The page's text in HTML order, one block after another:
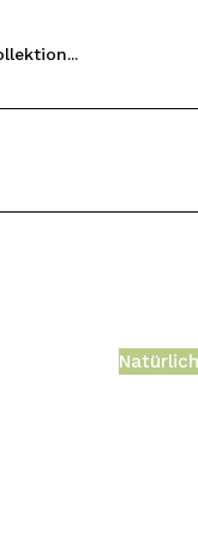
ICH
die Erstellung
schnell
ESPAÑOL